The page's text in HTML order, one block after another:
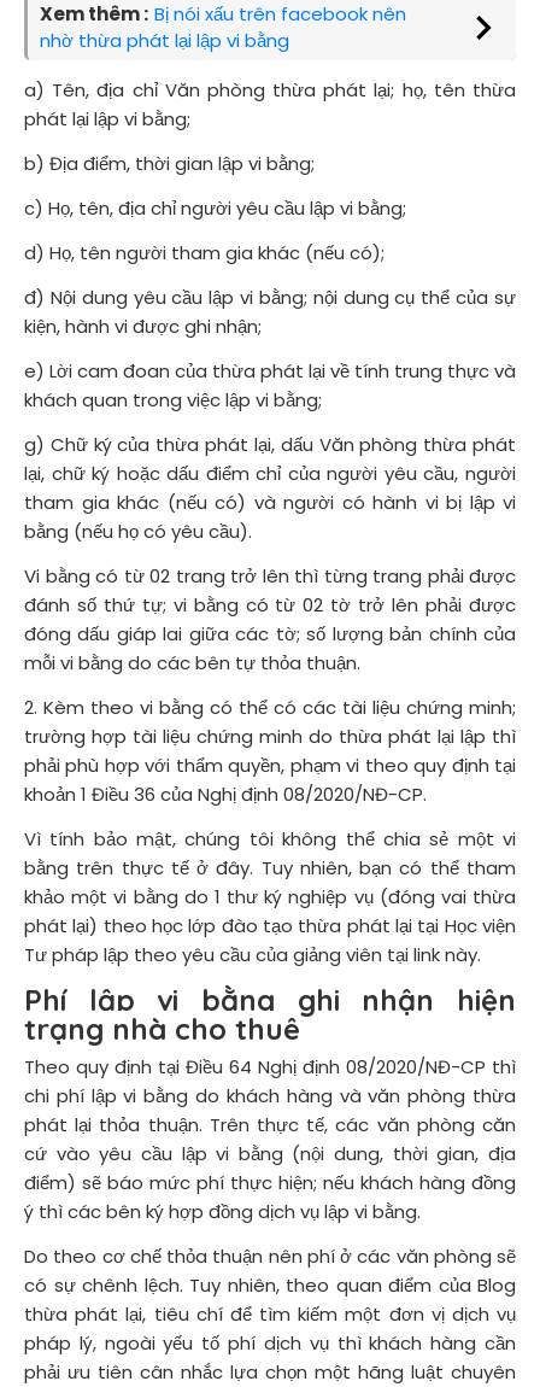
Xem thêm : Bị nói xấu trên facebook nên
nhờ thừa phát lại lập vi bằng
a) Tên, địa chỉ Văn phòng thừa phát lại; họ, tên thừa
phát lại lập vi bằng;
b) Địa điểm, thời gian lập vi bằng;
c) Họ, tên, địa chỉ người yêu cầu lập vi bằng;
d) Họ, tên người tham gia khác (nếu có);
đ) Nội dung yêu cầu lập vi bằng; nội dung cụ thể của sự
kiện, hành vi được ghi nhận;
e) Lời cam đoan của thừa phát lại về tính trung thực và
khách quan trong việc lập vi bằng;
g) Chữ ký của thừa phát lại, dấu Văn phòng thừa phát
lại, chữ ký hoặc dấu điểm chỉ của người yêu cầu, người
tham gia khác (nếu có) và người có hành vi bị lập vi
bằng (nếu họ có yêu cầu).
Vi bằng có từ 02 trang trở lên thì từng trang phải được
đánh số thứ tự; vi bằng có từ 02 tờ trở lên phải được
đóng dấu giáp lai giữa các tờ; số lượng bản chính của
mỗi vi bằng do các bên tự thỏa thuận.
2. Kèm theo vi bằng có thể có các tài liệu chứng minh;
trường hợp tài liệu chứng minh do thừa phát lại lập thì
phải phù hợp với thẩm quyền, phạm vi theo quy định tại
khoản 1 Điều 36 của Nghị định 08/2020/NĐ-CP.
Vì tính bảo mật, chúng tôi không thể chia sẻ một vi
bằng trên thực tế ở đây. Tuy nhiên, bạn có thể tham
khảo một vi bằng do 1 thư ký nghiệp vụ (đóng vai thừa
phát lại) theo học lớp đào tạo thừa phát lại tại Học viện
Tư pháp lập theo yêu cầu của giảng viên tại link này.
Phí lập vi bằng ghi nhận hiện
trạng nhà cho thuê
Theo quy định tại Điều 64 Nghị định 08/2020/NĐ-CP thì
chi phí lập vi bằng do khách hàng và văn phòng thừa
phát lại thỏa thuận. Trên thực tế, các văn phòng căn
cứ vào yêu cầu lập vi bằng (nội dung, thời gian, địa
điểm) sẽ báo mức phí thực hiện; nếu khách hàng đồng
ý thì các bên ký hợp đồng dịch vụ lập vi bằng.
Do theo cơ chế thỏa thuận nên phí ở các văn phòng sẽ
có sự chênh lệch. Tuy nhiên, theo quan điểm của Blog
thừa phát lại, tiêu chí để tìm kiếm một đơn vị dịch vụ
pháp lý, ngoài yếu tố phí dịch vụ thì khách hàng cần
phải ưu tiên cân nhắc lựa chọn một hãng luật chuyên